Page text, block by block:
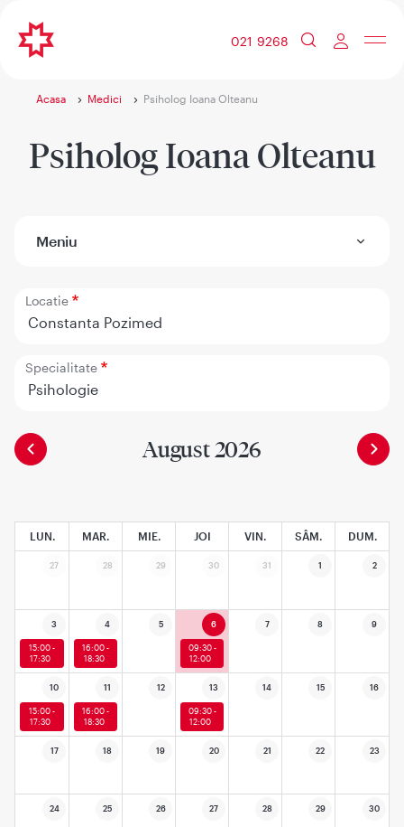
021 9268
Acasa Medici Psiholog Ioana Olteanu
Psiholog Ioana Olteanu
Meniu
Locatie
Constanta Pozimed
Specialitate
Psihologie
August 2026
LUN. MAR. MIE. JOI VIN. SÂM. DUM.
27 28 29 30 31 1 2
3 4 5 6 7 8 9
15:00 -
17:30
16:00 -
18:30
09:30 -
12:00
10 11 12 13 14 15 16
15:00 -
17:30
16:00 -
18:30
09:30 -
12:00
17 18 19 20 21 22 23
24 25 26 27 28 29 30